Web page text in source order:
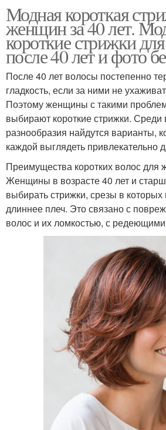
Модная короткая
женщин за 40 лет.
короткие стрижки
после 40 лет и фото
После 40 лет волосы постепенно
гладкость, если за ними не
Поэтому женщины с такими
выбирают короткие стрижки. Среди
разнообразия найдутся варианты,
каждой выглядеть привлекательно
Преимущества коротких волос для
Женщины в возрасте 40 лет и
выбирать стрижки, срезы в
длиннее плеч. Это связано с
волос и их ломкостью, с